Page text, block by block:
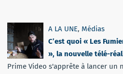
A LA UNE, Médias
C’est quoi « Les
», la nouvelle télé-
Prime Video s'apprête à lancer un